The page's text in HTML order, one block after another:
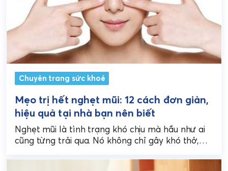
Chuyên trang sức khoẻ
Mẹo trị hết nghẹt mũi: 12 cách đơn giản,
hiệu quả tại nhà bạn nên biết
Nghẹt mũi là tình trạng khó chịu mà hầu như ai
cũng từng trải qua. Nó không chỉ gây khó thở,